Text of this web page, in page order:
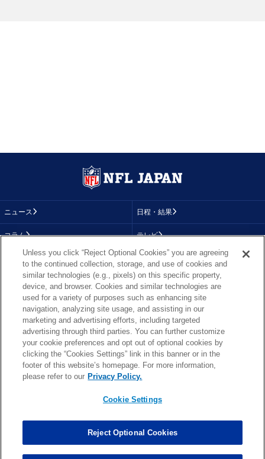
ニュース 日程・結果
コラム テレビ
画像
順位表
About NFL
More NFL 特集
TOP お問い合わせ FAQ
PHOTO BY AP Images / PHOTO BY Getty Images
Unless you click “Reject Optional Cookies” you are agreeing
to the continued collection, storage, and use of cookies and
similar technologies (e.g., pixels) on this specific property,
device, and browser. Cookies and similar technologies are
used for a variety of purposes such as enhancing site
navigation, analyzing site usage, and assisting in our
marketing and advertising efforts, including targeted
advertising through third parties. You can further customize
your cookie preferences and opt out of optional cookies by
clicking the “Cookies Settings” link in this banner or in the
footer of this website’s homepage. For more information,
please refer to our Privacy Policy.
Cookie Settings
Reject Optional Cookies